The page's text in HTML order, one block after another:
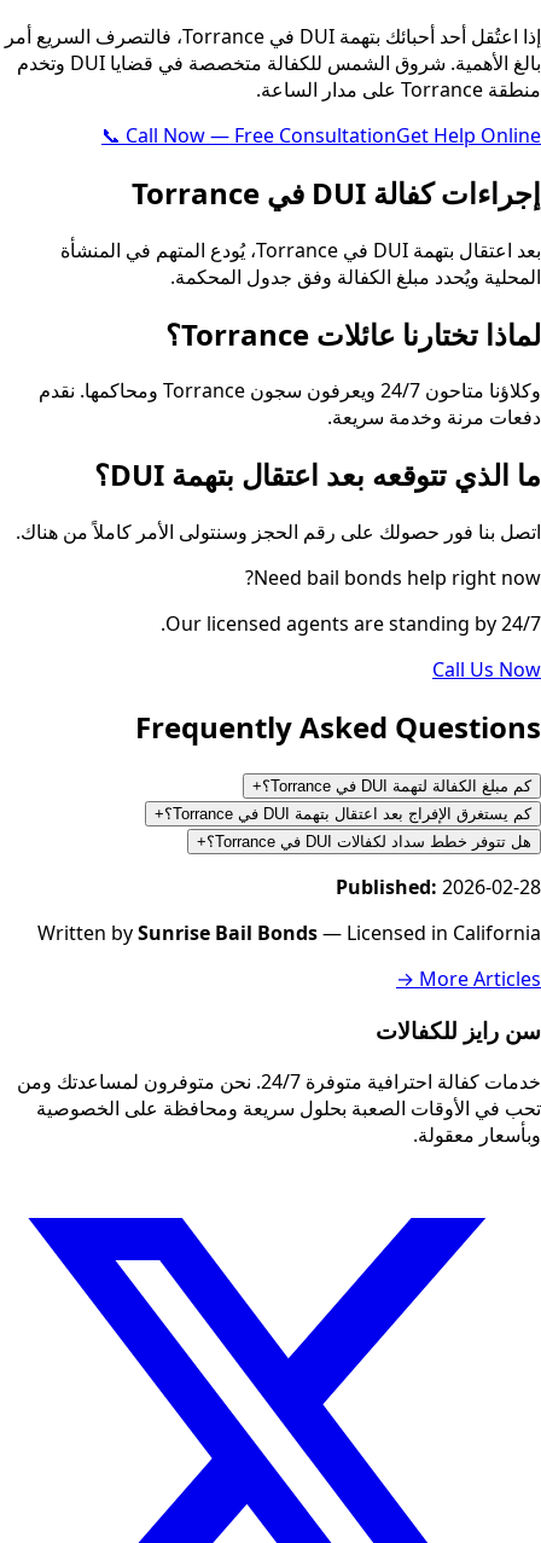
إذا اعتُقل أحد أحبائك بتهمة DUI في Torrance، فالتصرف السريع أمر
بالغ الأهمية. شروق الشمس للكفالة متخصصة في قضايا DUI وتخدم
منطقة Torrance على مدار الساعة.
📞 Call Now — Free ConsultationGet Help Online
إجراءات كفالة DUI في Torrance
بعد اعتقال بتهمة DUI في Torrance، يُودع المتهم في المنشأة
المحلية ويُحدد مبلغ الكفالة وفق جدول المحكمة.
لماذا تختارنا عائلات Torrance؟
وكلاؤنا متاحون 24/7 ويعرفون سجون Torrance ومحاكمها. نقدم
دفعات مرنة وخدمة سريعة.
ما الذي تتوقعه بعد اعتقال بتهمة DUI؟
اتصل بنا فور حصولك على رقم الحجز وسنتولى الأمر كاملاً من هناك.
Need bail bonds help right now?
Our licensed agents are standing by 24/7.
Call Us Now
Frequently Asked Questions
كم مبلغ الكفالة لتهمة DUI في Torrance؟
+
كم يستغرق الإفراج بعد اعتقال بتهمة DUI في Torrance؟
+
هل تتوفر خطط سداد لكفالات DUI في Torrance؟
+
Published: 2026-02-28
Written bySunrise Bail Bonds— Licensed in California
More Articles →
سن رايز للكفالات
خدمات كفالة احترافية متوفرة 24/7. نحن متوفرون لمساعدتك ومن
تحب في الأوقات الصعبة بحلول سريعة ومحافظة على الخصوصية
وبأسعار معقولة.